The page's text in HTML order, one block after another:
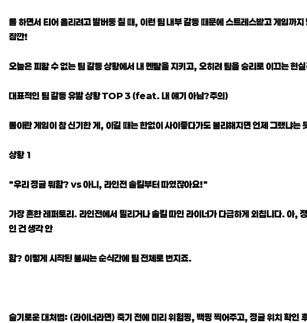
롤 하면서 티어 올리려고 발버둥 칠 때, 이런 팀 내부 갈등 때문에 스트레스받고 게임
잠깐!
오늘은 피할 수 없는 팀 갈등 상황에서 내 멘탈을 지키고, 오히려 팀을 승리로 이끄는 현
대표적인 팀 갈등 유발 상황 TOP 3 (feat. 내 얘기 아님?주의)
롤이란 게임이 참 신기한 게, 이길 때는 한없이 사이좋다가도 불리해지면 언제 그랬냐
상황 1
"우리 정글 뭐함? vs 아니, 라인전 솔킬부터 따였잖아요!"
가장 흔한 레퍼토리. 라인전에서 밀리거나 솔킬 따인 라이너가 다급하게 외칩니다. 아
인 건 생각 안
함? 이렇게 시작된 불씨는 순식간에 팀 전체로 번지죠.
슬기로운 대처법: (라이너라면) 죽기 전에 미리 위험핑, 백핑 찍어주고, 정글 위치 확